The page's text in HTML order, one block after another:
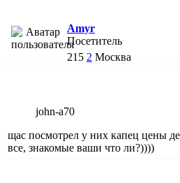
Amyr
Посетитель
215 2 Москва
john-a70
щас посмотрел у них капец цены
все, знакомые ваши что ли?))))